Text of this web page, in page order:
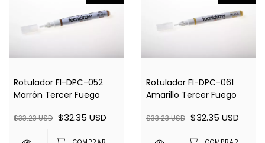
Rotulador FI-DPC-052
Marrón Tercer Fuego
$33.23 USD $32.35 USD
Rotulador FI-DPC-061
Amarillo Tercer Fuego
$33.23 USD $32.35 USD